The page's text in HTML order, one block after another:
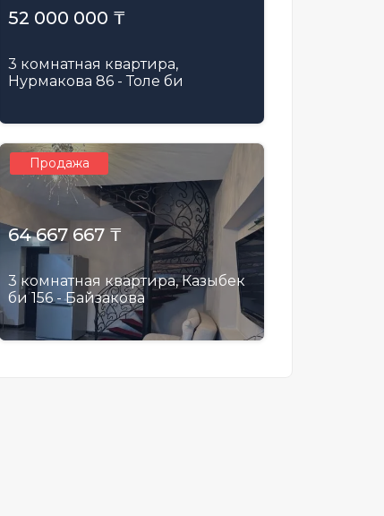
52 000 000 ₸
3 комнатная квартира,
Нурмакова 86 - Толе би
Продажа
64 667 667 ₸
3 комнатная квартира, Казыбек
би 156 - Байзакова